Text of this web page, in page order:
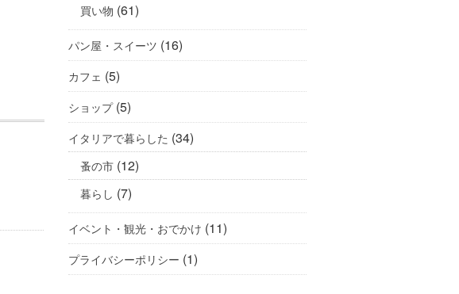
買い物 (61)
パン屋・スイーツ (16)
カフェ (5)
ショップ(5)
イタリアで暮らした (34)
蚤の市 (12)
暮らし (7)
イベント・観光・おでかけ (11)
プライバシーポリシー (1)